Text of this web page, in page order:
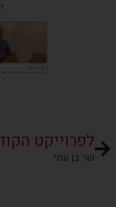
לפרוייקט
שר בן עמי